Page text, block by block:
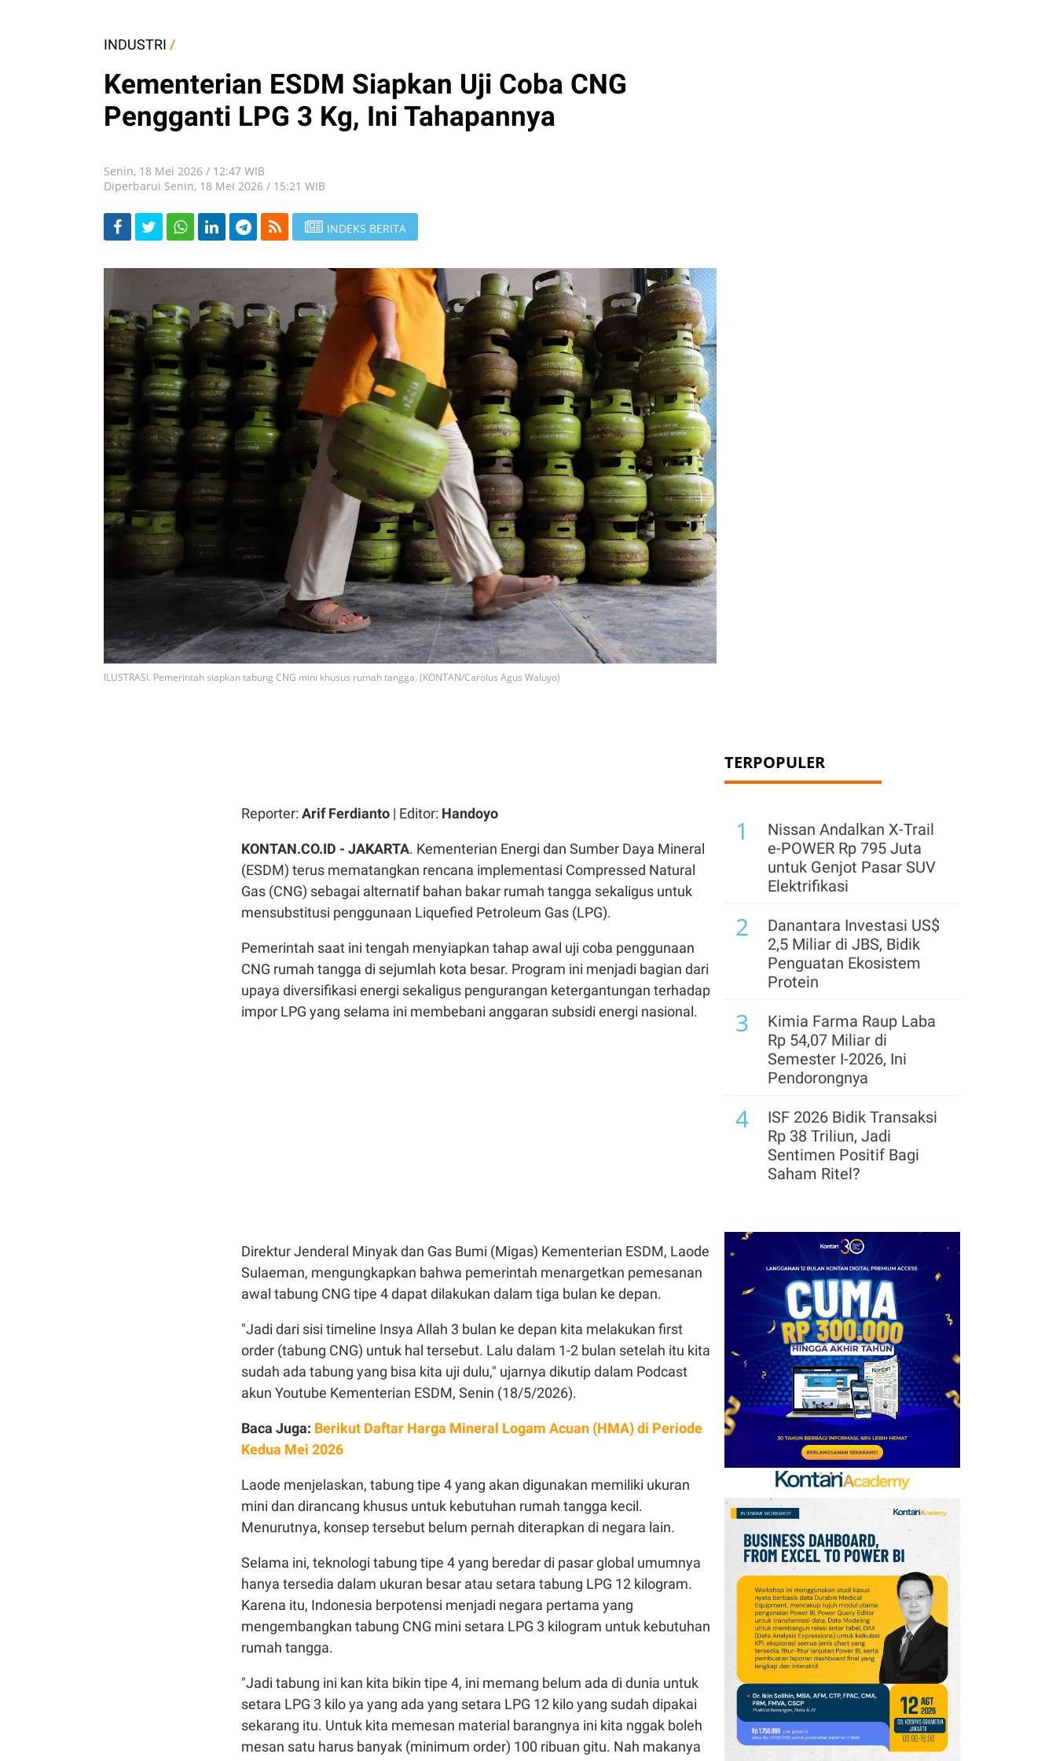
INDUSTRI /
Kementerian ESDM Siapkan Uji Coba CNG
Pengganti LPG 3 Kg, Ini Tahapannya
Senin, 18 Mei 2026 / 12:47 WIB
Diperbarui Senin, 18 Mei 2026 / 15:21 WIB
INDEKS BERITA
ILUSTRASI. Pemerintah siapkan tabung CNG mini khusus rumah tangga. (KONTAN/Carolus Agus Waluyo)
Reporter: Arif Ferdianto | Editor: Handoyo
KONTAN.CO.ID - JAKARTA. Kementerian Energi dan Sumber Daya Mineral
(ESDM) terus mematangkan rencana implementasi Compressed Natural
Gas (CNG) sebagai alternatif bahan bakar rumah tangga sekaligus untuk
mensubstitusi penggunaan Liquefied Petroleum Gas (LPG).
Pemerintah saat ini tengah menyiapkan tahap awal uji coba penggunaan
CNG rumah tangga di sejumlah kota besar. Program ini menjadi bagian dari
upaya diversifikasi energi sekaligus pengurangan ketergantungan terhadap
impor LPG yang selama ini membebani anggaran subsidi energi nasional.
Direktur Jenderal Minyak dan Gas Bumi (Migas) Kementerian ESDM, Laode
Sulaeman, mengungkapkan bahwa pemerintah menargetkan pemesanan
awal tabung CNG tipe 4 dapat dilakukan dalam tiga bulan ke depan.
"Jadi dari sisi timeline Insya Allah 3 bulan ke depan kita melakukan first
order (tabung CNG) untuk hal tersebut. Lalu dalam 1-2 bulan setelah itu kita
sudah ada tabung yang bisa kita uji dulu," ujarnya dikutip dalam Podcast
akun Youtube Kementerian ESDM, Senin (18/5/2026).
Baca Juga: Berikut Daftar Harga Mineral Logam Acuan (HMA) di Periode
Kedua Mei 2026
Laode menjelaskan, tabung tipe 4 yang akan digunakan memiliki ukuran
mini dan dirancang khusus untuk kebutuhan rumah tangga kecil.
Menurutnya, konsep tersebut belum pernah diterapkan di negara lain.
Selama ini, teknologi tabung tipe 4 yang beredar di pasar global umumnya
hanya tersedia dalam ukuran besar atau setara tabung LPG 12 kilogram.
Karena itu, Indonesia berpotensi menjadi negara pertama yang
mengembangkan tabung CNG mini setara LPG 3 kilogram untuk kebutuhan
rumah tangga.
"Jadi tabung ini kan kita bikin tipe 4, ini memang belum ada di dunia untuk
setara LPG 3 kilo ya yang ada yang setara LPG 12 kilo yang sudah dipakai
sekarang itu. Untuk kita memesan material barangnya ini kita nggak boleh
mesan satu harus banyak (minimum order) 100 ribuan gitu. Nah makanya
TERPOPULER
1
Nissan Andalkan X-Trail
e-POWER Rp 795 Juta
untuk Genjot Pasar SUV
Elektrifikasi
2
Danantara Investasi US$
2,5 Miliar di JBS, Bidik
Penguatan Ekosistem
Protein
3
Kimia Farma Raup Laba
Rp 54,07 Miliar di
Semester I-2026, Ini
Pendorongnya
4
ISF 2026 Bidik Transaksi
Rp 38 Triliun, Jadi
Sentimen Positif Bagi
Saham Ritel?
SUV Premium, Andalkan
E5 Plus PHEV di GIIAS
2026
Leapmotor Mulai
Perakitan Lokal, Siapkan
Kapasitas Produksi
34.000 Unit per Tahun
7
Pembangunan Gedung
DPR IKN Masuk Tahap
Struktur
Isuzu Perkuat Strategi
Purnajual di GIIAS 2026,
Bidik Efisiensi
Operasional Armada
9
Hino Perkuat Industri
Kendaraan Niaga
Nasional Lewat TKDN
dan Standardisasi
Karoseri
10 Paramount Petals
Perkuat Konektivitas
Kawasan